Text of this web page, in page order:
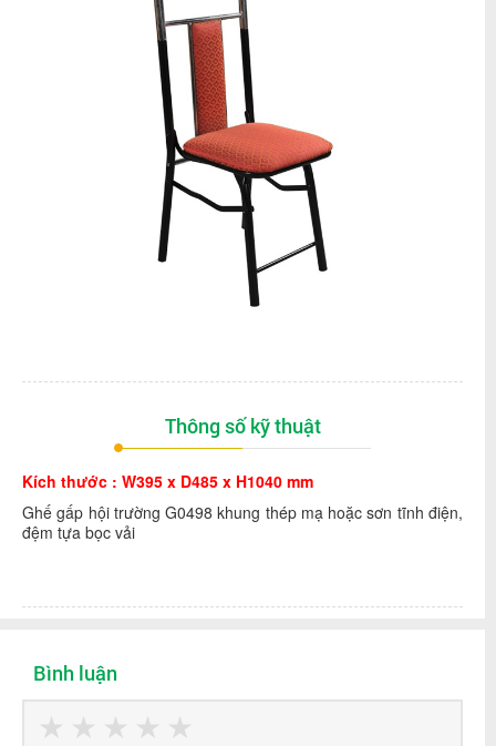
Thông số kỹ thuật
Kích thước : W395 x D485 x H1040 mm
Ghế gấp hội trường G0498 khung thép mạ hoặc sơn tĩnh điện,
đệm tựa bọc vải
Bình luận
★
★
★
★
★